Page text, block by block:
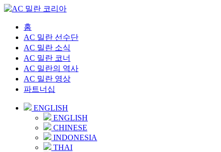
홈
AC 밀란 선수단
AC 밀란 소식
AC 밀란 코너
AC 밀란의 역사
AC 밀란 영상
파트너십
ENGLISH
ENGLISH
CHINESE
INDONESIA
THAI